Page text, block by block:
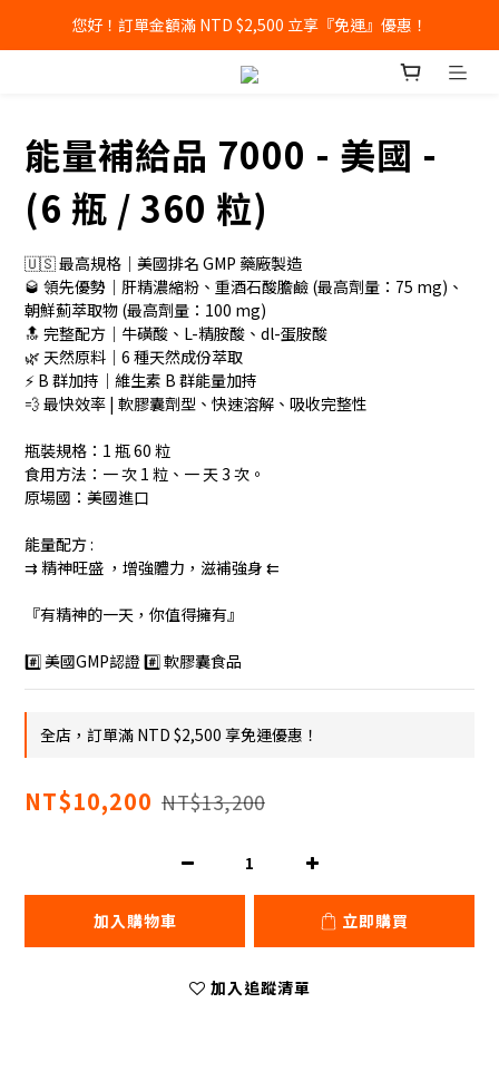
您好！訂單金額滿 NTD $2,500 立享『免運』優惠！
能量補給品 7000 - 美國 -
(6 瓶 / 360 粒)
🇺🇸 最高規格｜美國排名 GMP 藥廠製造
🥃 領先優勢｜肝精濃縮粉、重酒石酸膽鹼 (最高劑量：75 mg)、
朝鮮薊萃取物 (最高劑量：100 mg)
🔝 完整配方｜牛磺酸、L-精胺酸、dl-蛋胺酸
🌿 天然原料｜6 種天然成份萃取
⚡️ B 群加持｜維生素 B 群能量加持
💨 最快效率 | 軟膠囊劑型、快速溶解、吸收完整性
瓶裝規格：1 瓶 60 粒
食用方法：一 次 1 粒、一 天 3 次。
原場國：美國進口
能量配方 :
⇉ 精神旺盛 ，增強體力，滋補強身 ⇇
『有精神的一天，你值得擁有』
#️⃣ 美國GMP認證 #️⃣ 軟膠囊食品
全店，訂單滿 NTD $2,500 享免運優惠！
NT$10,200 NT$13,200
加入購物車 立即購買
加入追蹤清單